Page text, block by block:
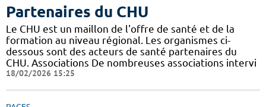
Partenaires du CHU
Le CHU est un maillon de l'offre de santé et de la
formation au niveau régional. Les organismes ci-
dessous sont des acteurs de santé partenaires du
CHU. Associations De nombreuses associations intervi
18/02/2026 15:25